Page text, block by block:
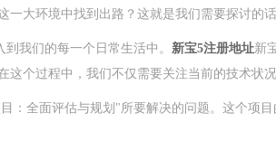
一大环境中找到出路？这就是我们需要探讨
我们的每一个日常生活中。 新宝5注册地址新
个过程中，我们不仅需要关注当前的技术状
：全面评估与规划"所要解决的问题。这个项